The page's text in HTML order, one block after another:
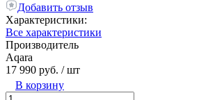
Добавить отзыв
Характеристики:
Все характеристики
Производитель
Aqara
17 990 руб. / шт
В корзину